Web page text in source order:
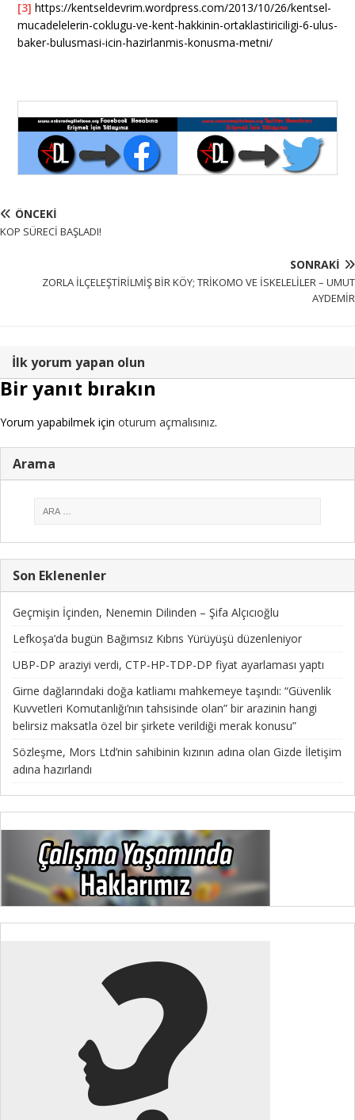
[3] https://kentseldevrim.wordpress.com/2013/10/26/kentsel-
mucadelelerin-coklugu-ve-kent-hakkinin-ortaklastiriciligi-6-ulus-
baker-bulusmasi-icin-hazirlanmis-konusma-metni/
ÖNCEKI
KOP SÜRECİ BAŞLADI!
SONRAKI
ZORLA İLÇELEŞTİRİLMİŞ BİR KÖY; TRİKOMO VE İSKELELİLER – UMUT
AYDEMİR
İlk yorum yapan olun
Bir yanıt bırakın
Yorum yapabilmek için oturum açmalısınız.
Arama
Son Eklenenler
Geçmişin İçinden, Nenemin Dilinden – Şifa Alçıcıoğlu
Lefkoşa’da bugün Bağımsız Kıbrıs Yürüyüşü düzenleniyor
UBP-DP araziyi verdi, CTP-HP-TDP-DP fiyat ayarlaması yaptı
Girne dağlarındaki doğa katliamı mahkemeye taşındı: “Güvenlik
Kuvvetleri Komutanlığı’nın tahsisinde olan” bir arazinin hangi
belirsiz maksatla özel bir şirkete verildiği merak konusu”
Sözleşme, Mors Ltd’nin sahibinin kızının adına olan Gizde İletişim
adına hazırlandı